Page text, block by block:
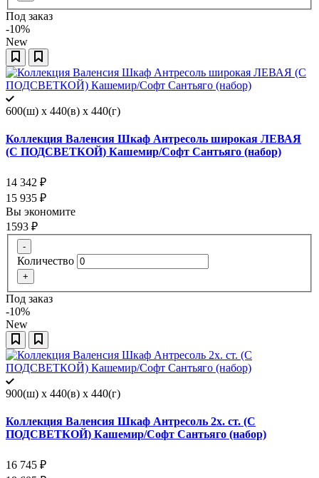
Под заказ
-10%
New
600(ш) x 440(в) x 440(г)
Коллекция Валенсия Шкаф Антресоль широкая ЛЕВАЯ
(С ПОДСВЕТКОЙ) Кашемир/Софт Сантьяго (набор)
14 342 ₽
15 935 ₽
Вы экономите
1593 ₽
-
Количество
+
Под заказ
-10%
New
900(ш) x 440(в) x 440(г)
Коллекция Валенсия Шкаф Антресоль 2х. ст. (С
ПОДСВЕТКОЙ) Кашемир/Софт Сантьяго (набор)
16 745 ₽